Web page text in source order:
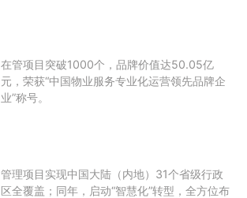
在管项目突破1000个，品牌价值达50.05亿
元，荣获“中国物业服务专业化运营领先品牌企
业”称号。
管理项目实现中国大陆（内地）31个省级行政
区全覆盖；同年，启动“智慧化”转型，全方位布